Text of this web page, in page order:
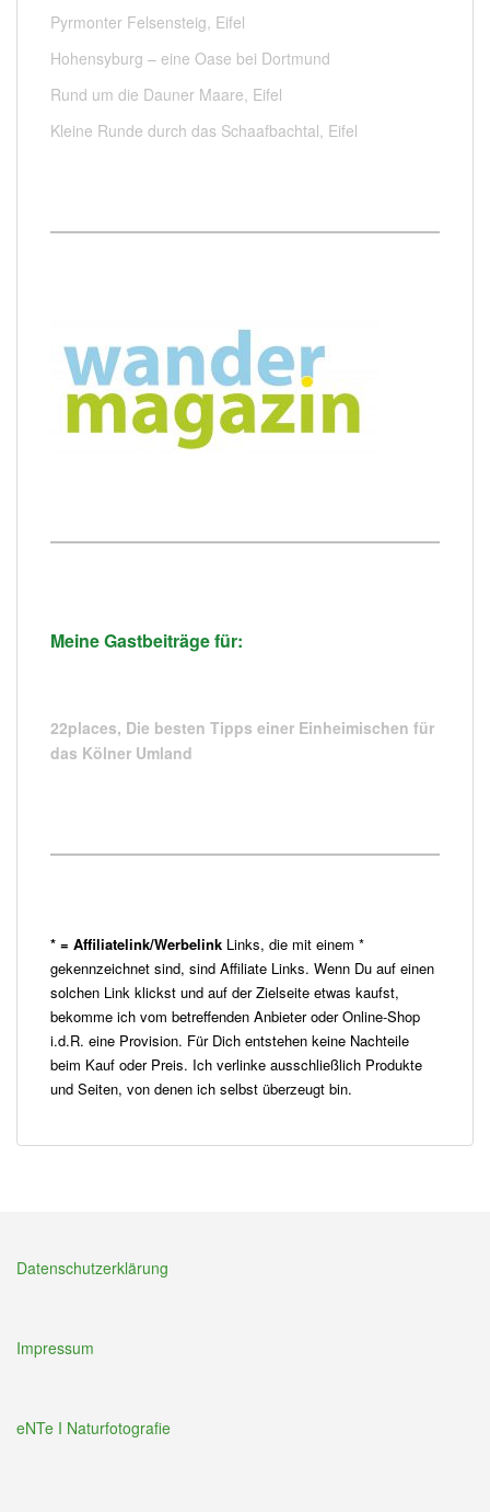
Pyrmonter Felsensteig, Eifel
Hohensyburg – eine Oase bei Dortmund
Rund um die Dauner Maare, Eifel
Kleine Runde durch das Schaafbachtal, Eifel
Meine Gastbeiträge für:
22places, Die besten Tipps einer Einheimischen für
das Kölner Umland
* = Affiliatelink/Werbelink Links, die mit einem *
gekennzeichnet sind, sind Affiliate Links. Wenn Du auf einen
solchen Link klickst und auf der Zielseite etwas kaufst,
bekomme ich vom betreffenden Anbieter oder Online-Shop
i.d.R. eine Provision. Für Dich entstehen keine Nachteile
beim Kauf oder Preis. Ich verlinke ausschließlich Produkte
und Seiten, von denen ich selbst überzeugt bin.
Datenschutzerklärung
Impressum
eNTe I Naturfotografie